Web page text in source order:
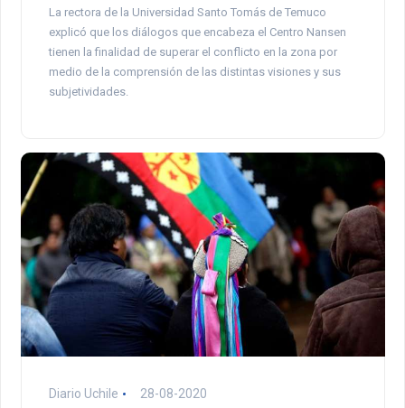
La rectora de la Universidad Santo Tomás de Temuco
explicó que los diálogos que encabeza el Centro Nansen
tienen la finalidad de superar el conflicto en la zona por
medio de la comprensión de las distintas visiones y sus
subjetividades.
Diario Uchile 28-08-2020